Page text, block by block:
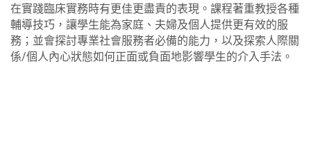
在實踐臨床實務時有更佳更盡責的表現。課程著重教授各種
輔導技巧，讓學生能為家庭、夫婦及個人提供更有效的服
務；並會探討專業社會服務者必備的能力，以及探索人際關
係/個人內心狀態如何正面或負面地影響學生的介入手法。